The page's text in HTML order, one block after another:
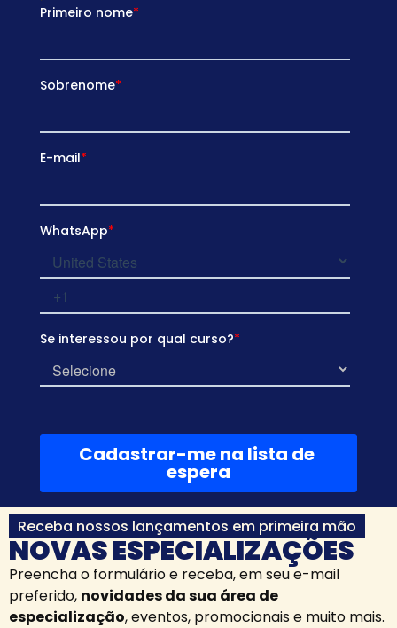
Receba nossos lançamentos em primeira mão
NOVAS ESPECIALIZAÇÕES
Preencha o formulário e receba, em seu e-mail
preferido, novidades da sua área de
especialização, eventos, promocionais e muito mais.